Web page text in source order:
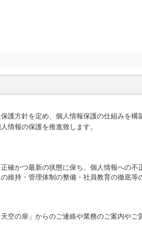
護方針を定め、個人情報保護の仕組みを
情報の保護を推進致します。
確かつ最新の状態に保ち、個人情報への
維持・管理体制の整備・社員教育の徹底
空の扉」からのご連絡や業務のご案内や